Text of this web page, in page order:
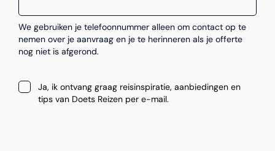
We gebruiken je telefoonnummer alleen om contact op te
nemen over je aanvraag en je te herinneren als je offerte
nog niet is afgerond.
Ja, ik ontvang graag reisinspiratie, aanbiedingen en
tips van Doets Reizen per e-mail.